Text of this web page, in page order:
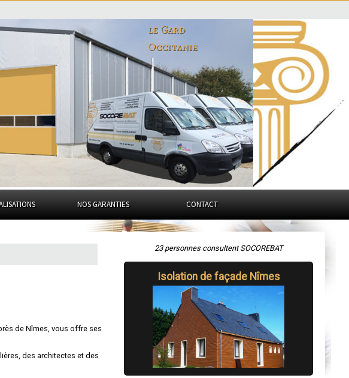
le Gard
Occitanie
NOS GARANTIES CONTACT
de Nîmes, vous offre ses
des architectes et des
23 personnes consultent SOCOREBAT
Isolation de façade Nîmes